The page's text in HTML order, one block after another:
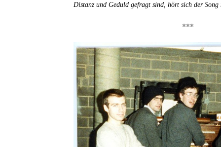
Distanz und Geduld gefragt sind, hört sich der
***